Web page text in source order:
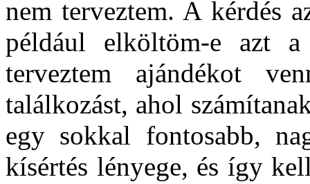
nem terveztem. A kérdés
például elköltöm-e azt
terveztem ajándékot
találkozást, ahol
egy sokkal fontosabb,
kísértés lényege, és így